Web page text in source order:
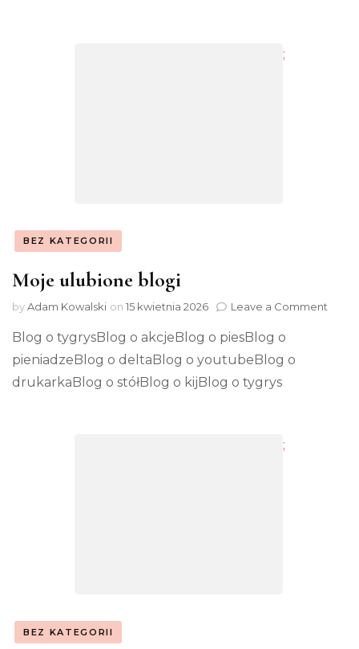
;
BEZ KATEGORII
Moje ulubione blogi
byAdam Kowalski on 15 kwietnia 2026 Leave a Comment
Blog o tygrysBlog o akcjeBlog o piesBlog o
pieniadzeBlog o deltaBlog o youtubeBlog o
drukarkaBlog o stółBlog o kijBlog o tygrys
;
BEZ KATEGORII